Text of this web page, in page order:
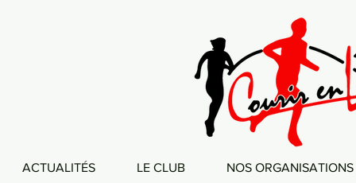
ACTUALITÉS LE CLUB NOS ORGANISATIONS